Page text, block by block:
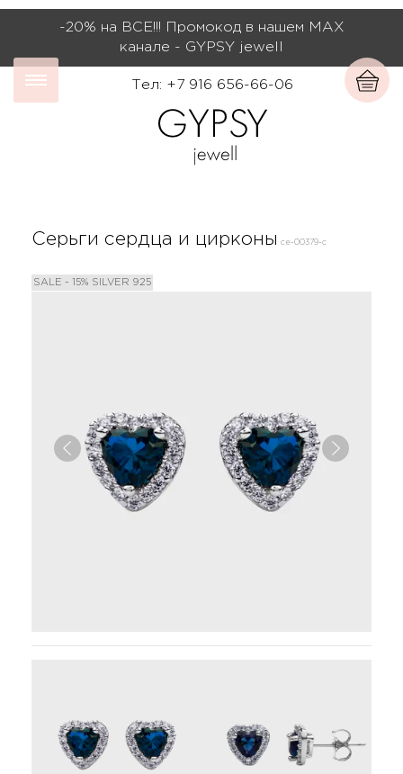
-20% на ВСЕ!!! Промокод в нашем МАХ
канале - GYPSY jewell
Тел: +7 916 656-66-06
Серьги сердца и цирконы се-00379-с
SALE - 15% SILVER 925